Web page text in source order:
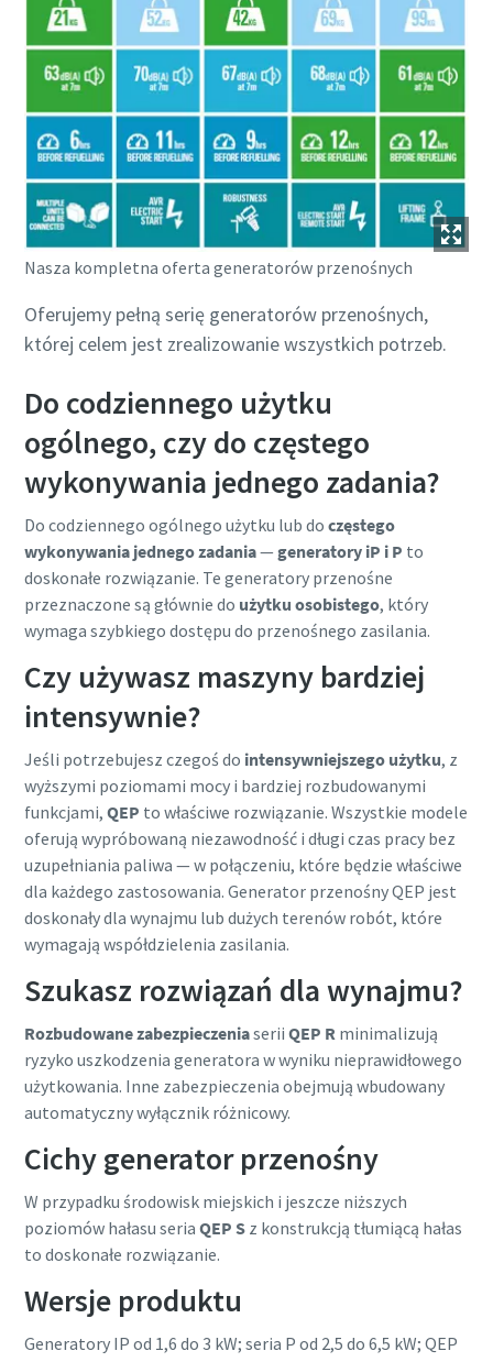
Nasza kompletna oferta generatorów przenośnych
Oferujemy pełną serię generatorów przenośnych,
której celem jest zrealizowanie wszystkich potrzeb.
Do codziennego użytku
ogólnego, czy do częstego
wykonywania jednego zadania?
Do codziennego ogólnego użytku lub do częstego
wykonywania jednego zadania— generatory iP i P to
doskonałe rozwiązanie. Te generatory przenośne
przeznaczone są głównie do użytku osobistego, który
wymaga szybkiego dostępu do przenośnego zasilania.
Czy używasz maszyny bardziej
intensywnie?
Jeśli potrzebujesz czegoś do intensywniejszego użytku, z
wyższymi poziomami mocy i bardziej rozbudowanymi
funkcjami, QEP to właściwe rozwiązanie. Wszystkie modele
oferują wypróbowaną niezawodność i długi czas pracy bez
uzupełniania paliwa — w połączeniu, które będzie właściwe
dla każdego zastosowania. Generator przenośny QEP jest
doskonały dla wynajmu lub dużych terenów robót, które
wymagają współdzielenia zasilania.
Szukasz rozwiązań dla wynajmu?
Rozbudowane zabezpieczeniaserii QEP R minimalizują
ryzyko uszkodzenia generatora w wyniku nieprawidłowego
użytkowania. Inne zabezpieczenia obejmują wbudowany
automatyczny wyłącznik różnicowy.
Cichy generator przenośny
W przypadku środowisk miejskich i jeszcze niższych
poziomów hałasu seria QEP Sz konstrukcją tłumiącą hałas
to doskonałe rozwiązanie.
Wersje produktu
Generatory IP od 1,6 do 3 kW; seria P od 2,5 do 6,5 kW; QEP